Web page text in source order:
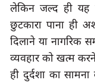
लेकिन जल्द ही यह
छुटकारा पाना ही
दिलाने या नागरिक
व्यवहार को खत्म
ही दुर्दशा का